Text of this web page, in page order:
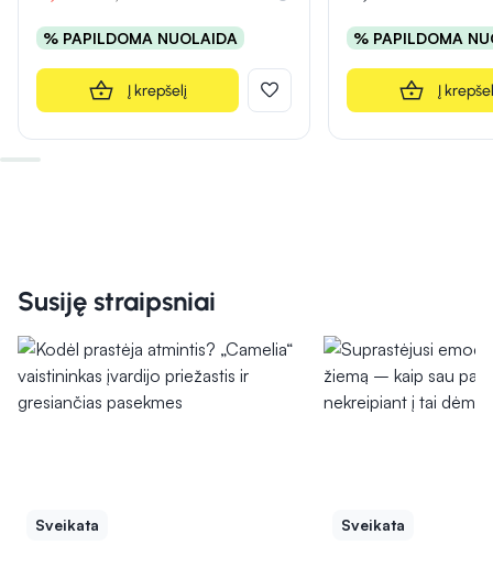
% PAPILDOMA NUOLAIDA
Į krepšelį
% PAPILDOMA
Į
Susiję straipsniai
Sveikata Sveikata